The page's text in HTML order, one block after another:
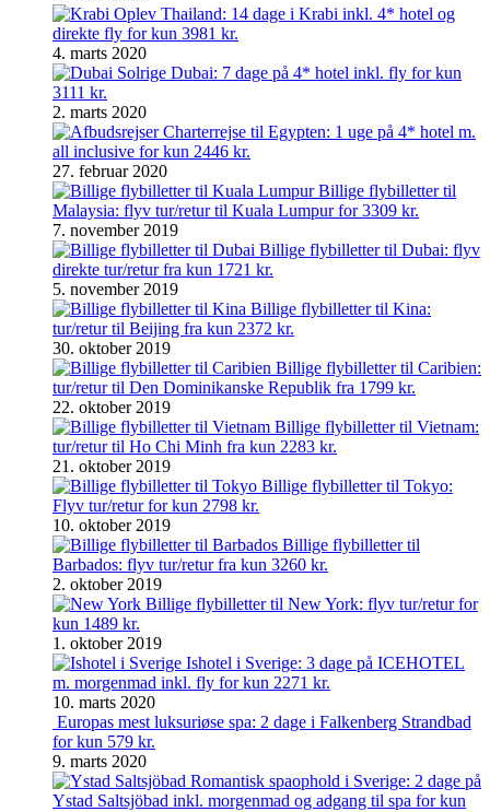
Oplev Thailand: 14 dage i Krabi inkl. 4* hotel og
direkte fly for kun 3981 kr.
4. marts 2020
Solrige Dubai: 7 dage på 4* hotel inkl. fly for kun
3111 kr.
2. marts 2020
Charterrejse til Egypten: 1 uge på 4* hotel m.
all inclusive for kun 2446 kr.
27. februar 2020
Billige flybilletter til
Malaysia: flyv tur/retur til Kuala Lumpur for 3309 kr.
7. november 2019
Billige flybilletter til Dubai: flyv
direkte tur/retur fra kun 1721 kr.
5. november 2019
Billige flybilletter til Kina:
tur/retur til Beijing fra kun 2372 kr.
30. oktober 2019
Billige flybilletter til Caribien:
tur/retur til Den Dominikanske Republik fra 1799 kr.
22. oktober 2019
Billige flybilletter til Vietnam:
tur/retur til Ho Chi Minh fra kun 2283 kr.
21. oktober 2019
Billige flybilletter til Tokyo:
Flyv tur/retur for kun 2798 kr.
10. oktober 2019
Billige flybilletter til
Barbados: flyv tur/retur fra kun 3260 kr.
2. oktober 2019
Billige flybilletter til New York: flyv tur/retur for
kun 1489 kr.
1. oktober 2019
Ishotel i Sverige: 3 dage på ICEHOTEL
m. morgenmad inkl. fly for kun 2271 kr.
10. marts 2020
Europas mest luksuriøse spa: 2 dage i Falkenberg Strandbad
for kun 579 kr.
9. marts 2020
Romantisk spaophold i Sverige: 2 dage på
Ystad Saltsjöbad inkl. morgenmad og adgang til spa for kun